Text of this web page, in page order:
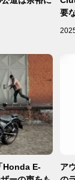
要
Honda E-
ア